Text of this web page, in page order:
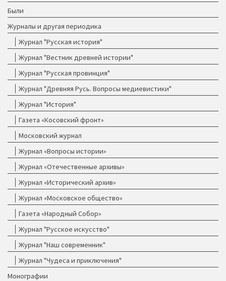
Были
Журналы и другая периодика
Журнал "Русская история"
Журнал "Вестник древней истории"
Журнал "Русская провинция"
Журнал "Древняя Русь. Вопросы медиевистики"
Журнал "История"
Газета «Косовский фронт»
Московский журнал
Журнал «Вопросы истории»
Журнал «Отечественные архивы»
Журнал «Исторический архив»
Журнал «Московское общество»
Газета «Народный Собор»
Журнал "Русское искусство"
Журнал "Наш современник"
Журнал "Чудеса и приключения"
Монографии